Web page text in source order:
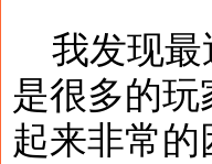
我发现最
是很多的
起来非常